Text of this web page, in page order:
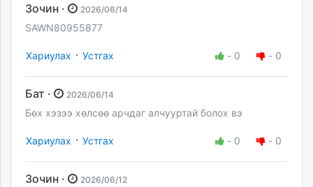
Зочин · 2026/06/14
SAWN80955877
Хариулах · Устгах - 0 - 0
Бат · 2026/06/14
Бөх хэзээ хөлсөө арчдаг алчууртай болох вэ
Хариулах · Устгах - 0 - 0
Зочин · 2026/06/12